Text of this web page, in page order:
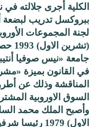
ببروكسل تدريب
جامعة «نيس صوفيا
في القانون بميزة
المناقشة وذلك عن
السوق الاوروبية
الاول) 1979